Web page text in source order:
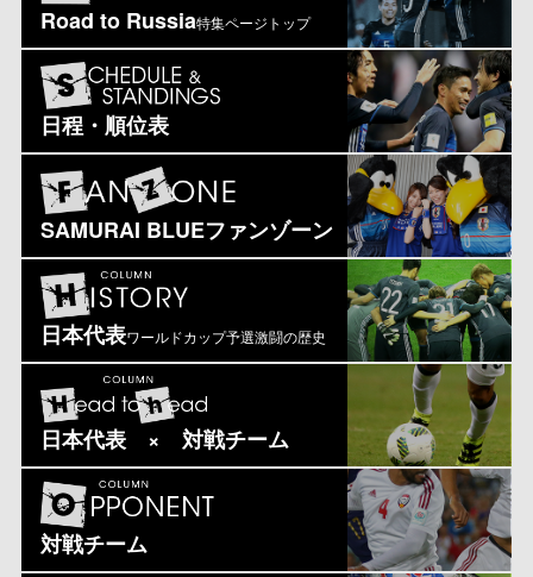
Road to Russia特集ページトップ
日程・順位表
SAMURAI BLUEファンゾーン
日本代表ワールドカップ予選激闘の歴史
日本代表 × 対戦チーム
対戦チーム